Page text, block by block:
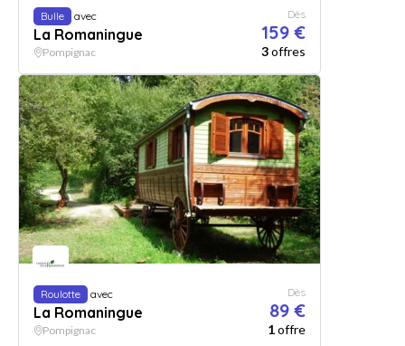
Bulle avec
La Romaningue
Dès
159 €
Pompignac 3offres
Roulotte avec
La Romaningue
Dès
89 €
Pompignac 1offre